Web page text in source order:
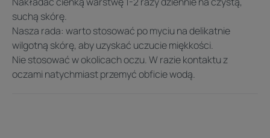
zapewnia wygodne dozowanie i sprawia, że produkt jest
odpowiedni dla całej rodziny, w tym dla niemowląt.
Produkt nie zawiera substancji zapachowych o został
przebadany pod kontrolą dermatologiczną. Odpowiada
na potrzeby skóry wrażliwej i zapewnia jej komfortową
suchą skórę.
Nasza rada: warto stosować po myciu na delikatnie
wilgotną skórę, aby uzyskać uczucie miękkości.
Nie stosować w okolicach oczu. W razie kontaktu z
oczami natychmiast przemyć obficie wodą.